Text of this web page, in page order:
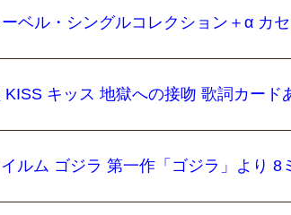
ベル・シングルコレクション＋α カ
KISS キッス 地獄への接吻 歌詞カード
ルム ゴジラ 第一作「ゴジラ」より 8